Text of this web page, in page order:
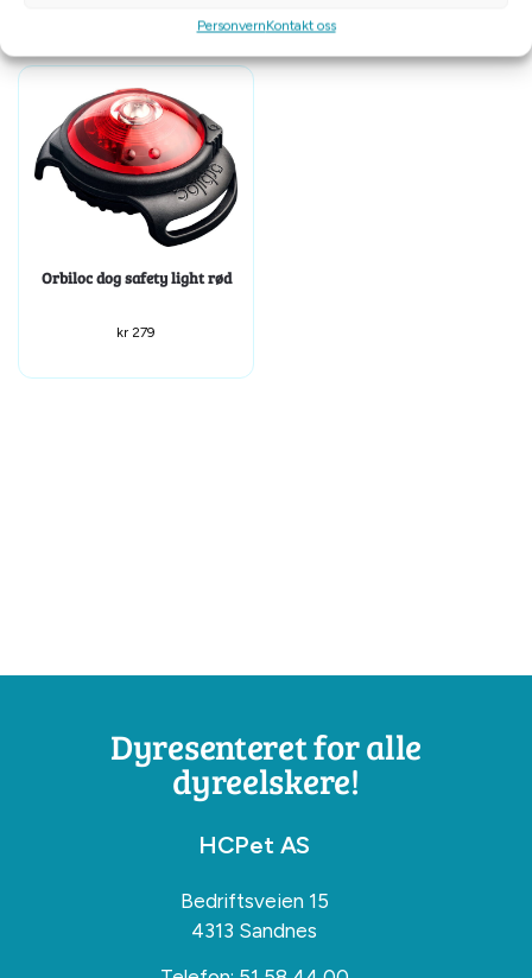
PersonvernKontakt oss
Orbiloc dog safety light rød
kr 279
Dyresenteret for alle
dyreelskere!
HCPet AS
Bedriftsveien 15
4313 Sandnes